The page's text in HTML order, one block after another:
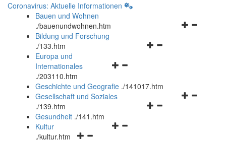
Coronavirus: Aktuelle Informationen
Bauen und Wohnen
./bauenundwohnen.htm
Navigationsmenü
Bildung und Forschung
./133.htm
Navigationsmenü
und
schließen
Europa und
Internationales
./203110.htm
Geschichte und Geografie ./141017.htm
Navigationsmenü
Gesellschaft und Soziales
./139.htm
Navigationsmenü
Gesundheit ./141.htm
Navigationsmenü
Kultur
./kultur.htm